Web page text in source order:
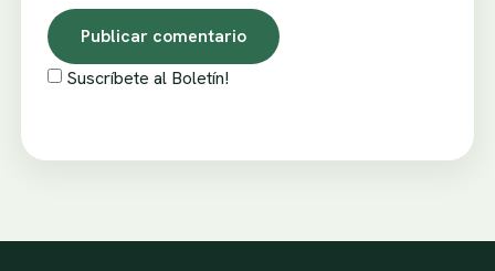
Suscríbete al Boletín!